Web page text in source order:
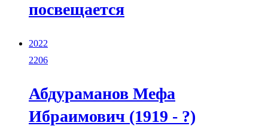
посвещается
2022
2206
Абдураманов Мефа
Ибраимович (1919 - ?)